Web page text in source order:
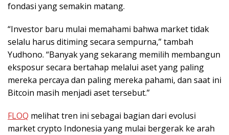
fondasi yang semakin matang.
“Investor baru mulai memahami bahwa market tidak
selalu harus ditiming secara sempurna,” tambah
Yudhono. “Banyak yang sekarang memilih membangun
eksposur secara bertahap melalui aset yang paling
mereka percaya dan paling mereka pahami, dan saat ini
Bitcoin masih menjadi aset tersebut.”
FLOQ melihat tren ini sebagai bagian dari evolusi
market crypto Indonesia yang mulai bergerak ke arah